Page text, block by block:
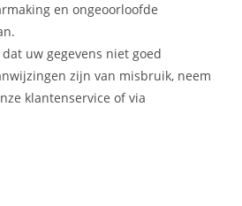
en ongeoorloofde
uw gegevens niet goed
zijn van misbruik, neem
klantenservice of via